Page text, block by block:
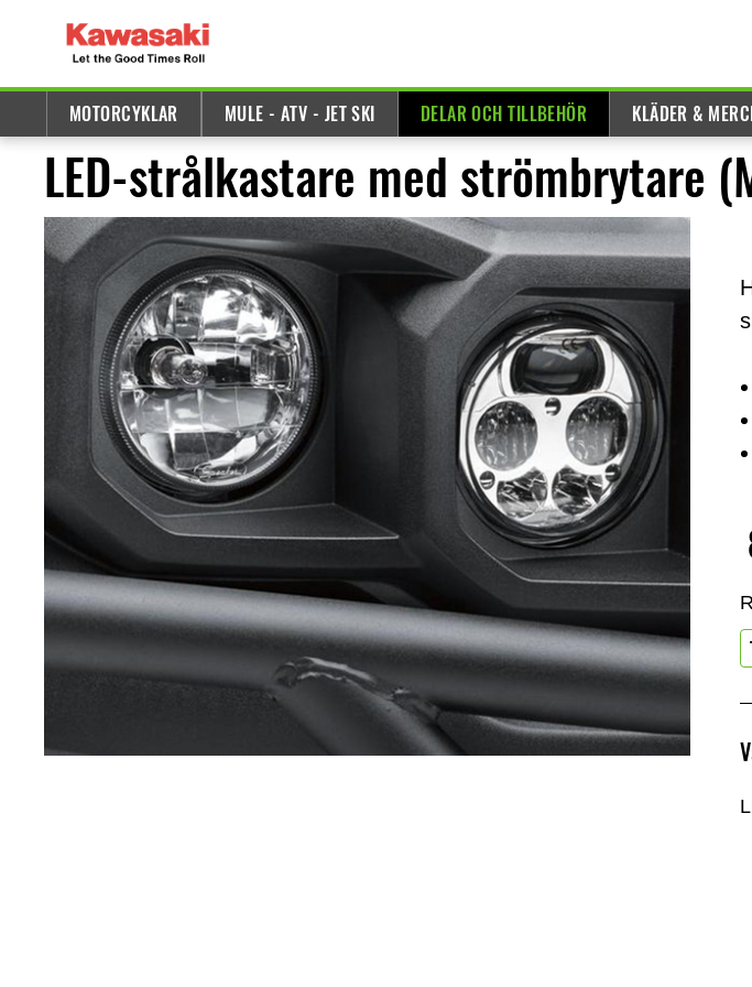
MOTORCYKLAR MULE - ATV - JET SKI DELAR OCH TILLBEHÖR KLÄDER &
LED-strålkastare med strömbrytare